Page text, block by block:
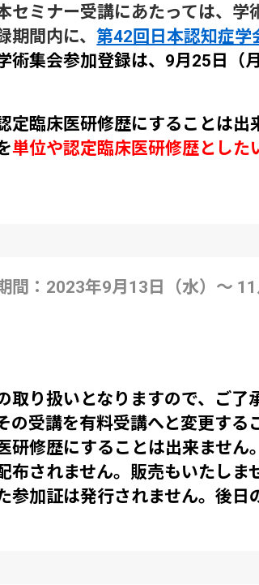
セミナー受講にあたっては、学
期間内に、第42回日本認知症学
術集会参加登録は、9月25日（
定臨床医研修歴にすることは出
単位や認定臨床医研修歴とした
間：2023年9月13日（水）～
り扱いとなりますので、ご了
の受講を有料受講へと変更する
研修歴にすることは出来ません。
布されません。販売もいたしま
参加証は発行されません。後日